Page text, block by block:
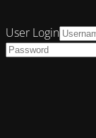
User Login